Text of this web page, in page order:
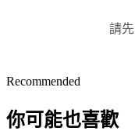
請先
Recommended
你可能也喜歡